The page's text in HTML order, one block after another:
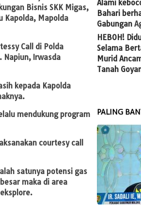
Bisnis SKK Migas,
Kapolda, Mapolda
Call di Polda
Napiun, Irwasda
kepada Kapolda
mendukung program
courtesy call
satunya potensi gas
maka di area
Alami
Bahari
Gabungan
HEBOH!
Selama
Murid
Tanah
PALING